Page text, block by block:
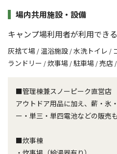
場内共用施設・設備
キャンプ場利用者が利用でき
灰捨て場 / 温浴施設 /水洗トイレ /
ランドリー /炊事場 /駐車場 /売店 /
■管理棟兼スノーピーク直営店
アウトドア用品に加え、薪・氷
ー・単三・単四電池などの販売
■炊事棟